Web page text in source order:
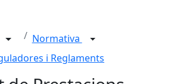
Normativa
i Reglaments